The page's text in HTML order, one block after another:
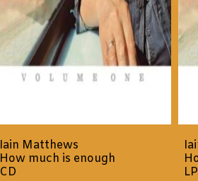
Iain Matthews
How much is enough
CD
LP